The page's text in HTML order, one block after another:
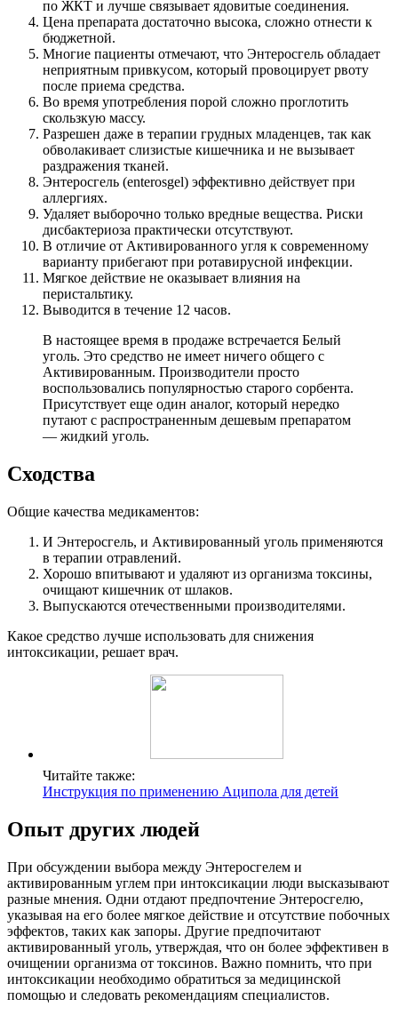
по ЖКТ и лучше связывает ядовитые соединения.
Цена препарата достаточно высока, сложно отнести к
бюджетной.
Многие пациенты отмечают, что Энтеросгель обладает
неприятным привкусом, который провоцирует рвоту
после приема средства.
Во время употребления порой сложно проглотить
скользкую массу.
Разрешен даже в терапии грудных младенцев, так как
обволакивает слизистые кишечника и не вызывает
раздражения тканей.
Энтеросгель (enterosgel) эффективно действует при
аллергиях.
Удаляет выборочно только вредные вещества. Риски
дисбактериоза практически отсутствуют.
В отличие от Активированного угля к современному
варианту прибегают при ротавирусной инфекции.
Мягкое действие не оказывает влияния на
перистальтику.
Выводится в течение 12 часов.
В настоящее время в продаже встречается Белый
уголь. Это средство не имеет ничего общего с
Активированным. Производители просто
воспользовались популярностью старого сорбента.
Присутствует еще один аналог, который нередко
путают с распространенным дешевым препаратом
— жидкий уголь.
Сходства
Общие качества медикаментов:
И Энтеросгель, и Активированный уголь применяются
в терапии отравлений.
Хорошо впитывают и удаляют из организма токсины,
очищают кишечник от шлаков.
Выпускаются отечественными производителями.
Какое средство лучше использовать для снижения
интоксикации, решает врач.
Читайте также:
Инструкция по применению Аципола для детей
Опыт других людей
При обсуждении выбора между Энтеросгелем и
активированным углем при интоксикации люди высказывают
разные мнения. Одни отдают предпочтение Энтеросгелю,
указывая на его более мягкое действие и отсутствие побочных
эффектов, таких как запоры. Другие предпочитают
активированный уголь, утверждая, что он более эффективен в
очищении организма от токсинов. Важно помнить, что при
интоксикации необходимо обратиться за медицинской
помощью и следовать рекомендациям специалистов.